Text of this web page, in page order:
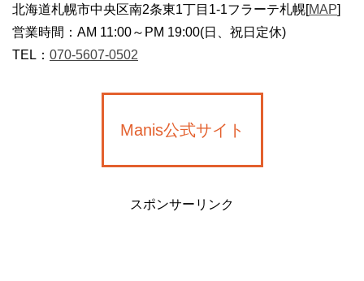
北海道札幌市中央区南2条東1丁目1-1フラーテ札幌[MAP]
営業時間：AM 11:00～PM 19:00(日、祝日定休)
TEL： 070-5607-0502
Manis公式サイト
スポンサーリンク